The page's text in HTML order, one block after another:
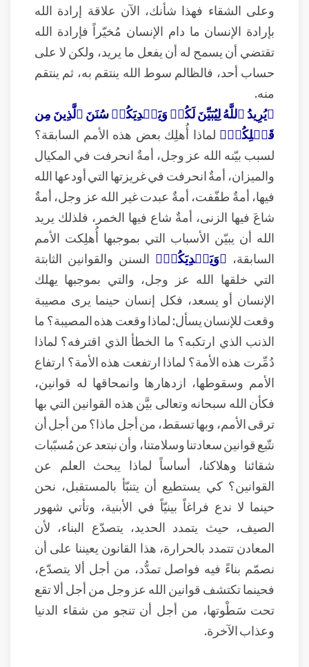
وعلى الشقاء فهذا شأنك، الآن علاقة إرادة الله
بإرادة الإنسان ما دام الإنسان مُخيّراً فإرادة الله
تقتضي أن يسمح له أن يفعل ما يريد، ولكن لا على
حساب أحد، فالظالم سوط الله ينتقم به، ثم ينتقم
منه.
﴿يُرِيدُ ٱللَّهُ لِيُبَيِّنَ لَكُمۡ وَيَهۡدِيَكُمۡ سُنَنَ ٱلَّذِينَ مِن
قَبۡلِكُمۡ﴾ لماذا أُهلِك بعض هذه الأمم السابقة؟
لسبب بيّنه الله عز وجل، أمةٌ انحرفت في المكيال
والميزان، أمةٌ انحرفت في غريزتها التي أودعها الله
فيها، أمةٌ طفّفت، أمةٌ عبدت غير الله عز وجل، أمةٌ
شاعَ فيها الزنى، أمةٌ شاع فيها الخمر، فلذلك يريد
الله أن يبيّن الأسباب التي بموجبها أُهلِكت الأمم
السابقة، ﴿وَيَهۡدِيَكُمۡ﴾ السنن والقوانين الثابتة
التي خلقها الله عز وجل، والتي بموجبها يهلك
الإنسان أو يسعد، فكل إنسان حينما يرى مصيبة
وقعت للإنسان يسأل: لماذا وقعت هذه المصيبة؟ ما
الذنب الذي ارتكبه؟ ما الخطأ الذي اقترفه؟ لماذا
دُمِّرت هذه الأمة؟ لماذا ارتفعت هذه الأمة؟ ارتفاع
الأمم وسقوطها، ازدهارها وانمحاقها له قوانين،
فكأن الله سبحانه وتعالى بيَّن هذه القوانين التي بها
ترقى الأمم، وبها تسقط، من أجل ماذا؟ من أجل أن
نتّبع قوانين سعادتنا وسلامتنا، وأن نبتعد عن مُسبّبات
شقائنا وهلاكنا، أساساً لماذا يبحث العلم عن
القوانين؟ كي يستطيع أن يتنبّأ بالمستقبل، نحن
حينما لا ندع فراغاً بينيّاً في الأبنية، وتأتي شهور
الصيف، حيث يتمدد الحديد، يتصدّع البناء، لأن
المعادن تتمدد بالحرارة، هذا القانون يعيننا على أن
نصمّم بناءً فيه فواصل تمدُّد، من أجل ألا يتصدّع،
فحينما تكتشف قوانين الله عز وجل من أجل ألا تقع
تحت سَطْوتها، من أجل أن تنجو من شقاء الدنيا
وعذاب الآخرة.